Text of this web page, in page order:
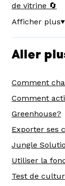
de vitrine 🔄
Afficher plus▼
Aller
Comment
Comment
Greenhouse?
Exporter ses
Jungle
Utiliser la
Test de